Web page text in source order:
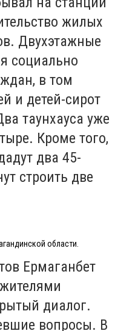
жилых
Двухэтажные
социально
в том
и детей-сирот
таунхауса уже
Кроме того,
два 45-
строить две
области.
Ермаганбет
диалог.
вопросы. В